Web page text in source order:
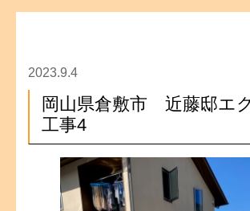
2023.9.4
岡山県倉敷市 近藤邸エ
工事4